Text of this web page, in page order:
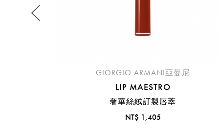
GIORGIO ARMANI亞曼尼
LIP MAESTRO
奢華絲絨訂製唇萃
NT$ 1,405